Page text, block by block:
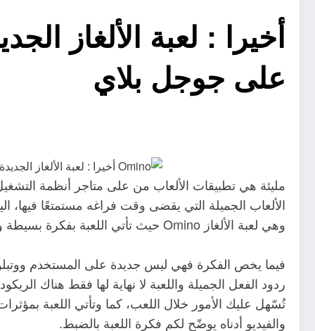
أخيرا : لعبة الألغاز
على جوجل بلاي
مليئة هي تطبيقات الألعاب من على متاجر أنظمة
الألعاب الجميلة التي يقضى وقت فراغه مستمتعًا فيها،
وهي لعبة الألغاز Omino حيث تأتي اللعبة بفكرة بسيطة ولكن كتطبيق فعلي تحتاج منك التفكير ووضع إستراتيجية.
فيما يخص الفكرة فهي ليس جديدة على المستخدم
ردود الفعل الجميلة واللعبة لا نهاية لها فقط هناك
تُسّهل عليك الأمور خلال اللعب، كما وتأتي اللعبة
والفيديو أدناه يوضّح لكم فكرة اللعبة بالضبط.